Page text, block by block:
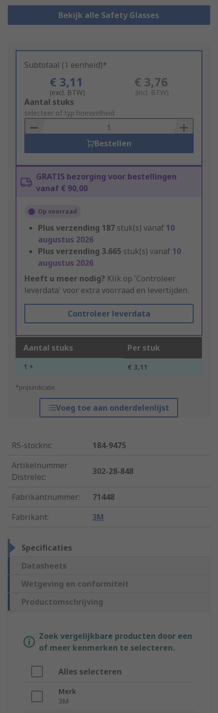
Bekijk alle Safety Glasses
Subtotaal (1 eenheid)*
€ 3,11
(excl. BTW)
€ 3,76
(incl. BTW)
Add
to
Basket
Aantal stuks
selecteer of typ hoeveelheid
Bestellen
GRATIS bezorging voor bestellingen
vanaf € 90,00
Op voorraad
Plus verzending 187 stuk(s) vanaf 10
augustus 2026
Plus verzending 3.665 stuk(s) vanaf 10
augustus 2026
Heeft u meer nodig? Klik op 'Controleer
leverdata' voor extra voorraad en levertijden.
Controleer leverdata
Aantal stuks Per stuk
1 + € 3,11
*prijsindicatie
Voeg toe aan onderdelenlijst
RS-stocknr.:
184-9475
Artikelnummer
Distrelec:
302-28-848
Fabrikantnummer:
71448
Fabrikant: 3M
Specificaties
Datasheets
Wetgeving en conformiteit
Productomschrijving
Zoek vergelijkbare producten door een
of meer kenmerken te selecteren.
Alles selecteren
Merk
3M